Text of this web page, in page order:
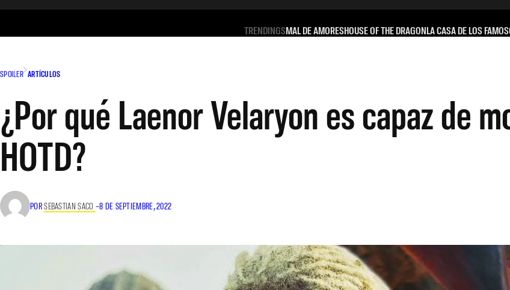
TRENDINGSMAL DE AMORESHOUSE OF THE DRAGONLA CASA DE LOS
SPOILER ARTÍCULOS
¿Por qué Laenor Velaryon es capaz de
HOTD?
PORSEBASTIAN SACO –8 DE SEPTIEMBRE, 2022